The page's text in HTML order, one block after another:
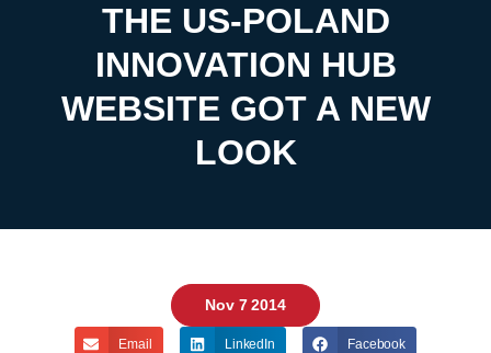
THE US-POLAND
INNOVATION HUB
WEBSITE GOT A NEW
LOOK
Nov 7 2014
Email LinkedIn Facebook